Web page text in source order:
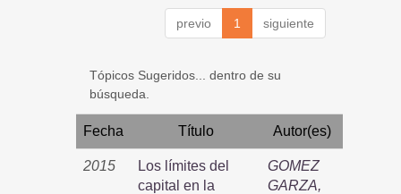
previo 1 siguiente
Tópicos Sugeridos... dentro de su
búsqueda.
Fecha Título Autor(es)
2015
Los límites del
capital en la
GOMEZ
GARZA,